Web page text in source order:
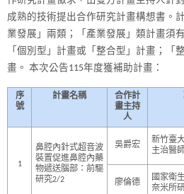
成熟的技術提出合作研究計畫構想書。
業發展」兩類；「產業發展」類計畫須
「個別型」計畫或「整合型」計畫；「
畫。 本次公告115年度獲補助計畫：
序
號
計畫名稱
合作計
畫主持
人
1
鼻腔內針式超音波
裝置促進鼻腔內藥
物遞送腦部：前驅
研究2/2
吳爵宏
新竹臺
主治醫
廖倫德
國家衛
奈米所